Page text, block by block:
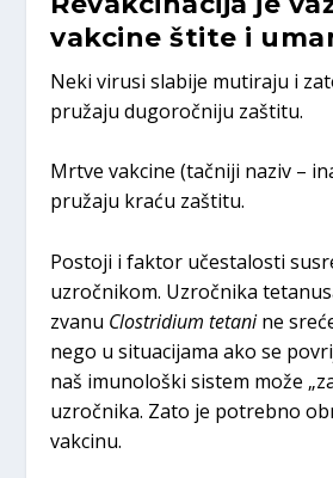
vakcine štite i
Neki virusi slabije mutiraju i
pružaju dugoročniju zaštitu.
Mrtve vakcine (tačniji naziv –
pružaju kraću zaštitu.
Postoji i faktor učestalosti
uzročnikom. Uzročnika
zvanu Clostridium tetanine
nego u situacijama ako se
naš imunološki sistem može
uzročnika. Zato je potrebno
vakcinu.